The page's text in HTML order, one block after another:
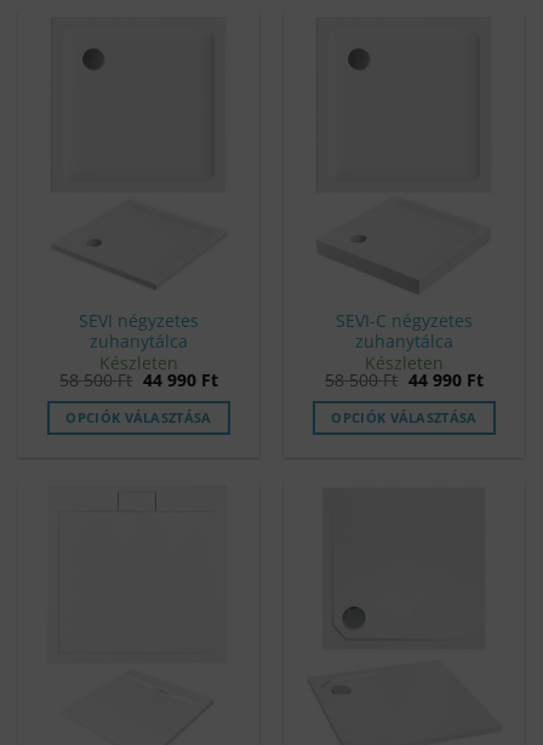
SEVI négyzetes
zuhanytálca
Készleten
58 500Ft Original
was:
58
500 Ft.
44 990 FtCurrent
is:
990 Ft.
OPCIÓK VÁLASZTÁSA
SEVI-C négyzetes
zuhanytálca
Készleten
58 500Ft Original
was:
58
500 Ft.
44 990 Ft
is:
990 Ft.
OPCIÓK VÁLASZTÁSA